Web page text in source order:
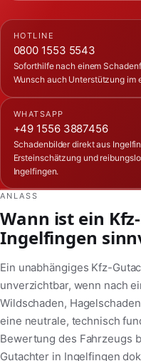
HOTLINE
0800 1553 5543
Soforthilfe nach einem
Wunsch auch Unterstützung im
WHATSAPP
+49 1556 3887456
Schadenbilder direkt aus
Ersteinschätzung und
Ingelfingen.
ANLASS
Wann ist ein
Ingelfingen
Ein unabhängiges Kfz-
unverzichtbar, wenn nach
Wildschaden,
eine neutrale, technisch
Bewertung des Fahrzeugs
Gutachter in Ingelfingen